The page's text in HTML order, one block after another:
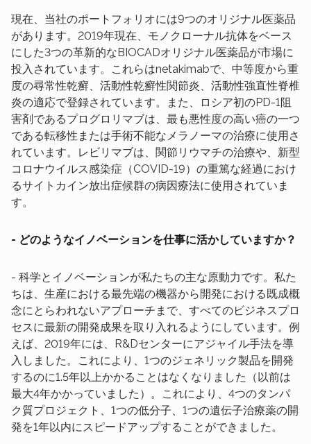
現在、当社のポートフォリオには9つのオリジナル医薬品
があります。2019年現在、モノクローナル抗体をベース
にした3つの革新的なBIOCADオリジナル医薬品が市場に
投入されています。これらはnetakimabで、中等度から重
度の尋常性乾癬、活動性乾癬性関節炎、活動性強直性脊椎
炎の適応で登録されています。また、ロシア初のPD-1阻
害剤であるプログロリマブは、最も悪性度の高い癌の一つ
である転移性または手術不能なメラノーマの治療に使用さ
れています。レビリマブは、関節リウマチの治療や、新型
コロナウイルス感染症（COVID-19）の重篤な経過におけ
るサイトカイン放出症候群の病因療法に使用されていま
す。
- どのようなイノベーションを仕事に活かしていますか？
- 科学とイノベーションが私たちの主な原動力です。私た
ちは、生産における最先端の機器から開発における既成概
念にとらわれないアプローチまで、すべてのビジネスプロ
セスに最新の開発成果を取り入れるようにしています。例
えば、2019年には、R&Dセンターにアジャイル手法を導
入しました。これにより、1つのジェネリック製品を開発
するのに1.5年以上かかることはなくなりました（以前は
最大4年かかっていました）。これにより、4つのタンパ
ク質プロジェクト、1つの低分子、1つの遺伝子治療薬の開
発を1年以内にスピードアップすることができました。